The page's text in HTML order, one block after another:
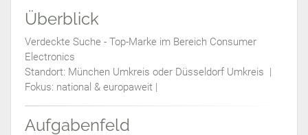
Überblick
Verdeckte Suche - Top-Marke im Bereich Consumer
Electronics
Standort: München Umkreis oder Düsseldorf Umkreis |
Fokus: national & europaweit |
Aufgabenfeld